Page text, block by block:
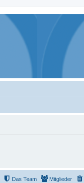
Mitglieder
Das Team